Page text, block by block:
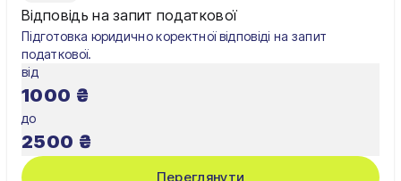
Київ
Львів
Відповідь на запит податкової
Підготовка юридично коректної відповіді на запит
податкової.
від
1000 ₴
до
2500 ₴
Переглянути